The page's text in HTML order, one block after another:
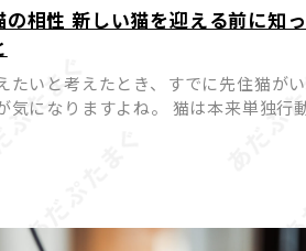
の相性 新しい猫を迎える前に知
たいと考えたとき、すでに先住猫が
気になりますよね。 猫は本来単独行